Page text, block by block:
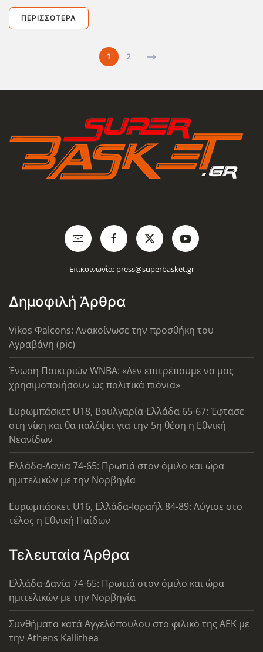
ΠΕΡΙΣΣΌΤΕΡΑ
1 2
Επικοινωνία: press@superbasket.gr
Δημοφιλή Άρθρα
Vikos Φalcons: Ανακοίνωσε την προσθήκη του
Αγραβάνη (pic)
Ένωση Παικτριών WNBA: «Δεν επιτρέπουμε να μας
χρησιμοποιήσουν ως πολιτικά πιόνια»
Ευρωμπάσκετ U18, Βουλγαρία-Ελλάδα 65-67: Έφτασε
στη νίκη και θα παλέψει για την 5η θέση η Εθνική
Νεανίδων
Ελλάδα-Δανία 74-65: Πρωτιά στον όμιλο και ώρα
ημιτελικών με την Νορβηγία
Ευρωμπάσκετ U16, Ελλάδα-Ισραήλ 84-89: Λύγισε στο
τέλος η Εθνική Παίδων
Τελευταία Άρθρα
Ελλάδα-Δανία 74-65: Πρωτιά στον όμιλο και ώρα
ημιτελικών με την Νορβηγία
Συνθήματα κατά Αγγελόπουλου στο φιλικό της ΑΕΚ με
την Athens Kallithea